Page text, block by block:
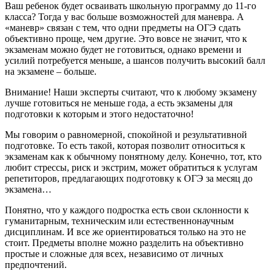
Ваш ребенок будет осваивать школьную программу до 11-го
класса? Тогда у вас больше возможностей для маневра. А
«маневр» связан с тем, что одни предметы на ОГЭ сдать
объективно проще, чем другие. Это вовсе не значит, что к
экзаменам можно будет не готовиться, однако времени и
усилий потребуется меньше, а шансов получить высокий балл
на экзамене – больше.
Внимание! Наши эксперты считают, что к любому экзамену
лучше готовиться не меньше года, а есть экзамены для
подготовки к которым и этого недостаточно!
Мы говорим о равномерной, спокойной и результативной
подготовке. То есть такой, которая позволит относиться к
экзаменам как к обычному понятному делу. Конечно, тот, кто
любит стрессы, риск и экстрим, может обратиться к услугам
репетиторов, предлагающих подготовку к ОГЭ за месяц до
экзамена…
Понятно, что у каждого подростка есть свои склонности к
гуманитарным, техническим или естественнонаучным
дисциплинам. И все же ориентироваться только на это не
стоит. Предметы вполне можно разделить на объективно
простые и сложные для всех, независимо от личных
предпочтений.